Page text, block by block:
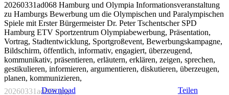
Download Teilen
20260331ad068 Hamburg und Olympia Informationsveranstaltung
zu Hamburgs Bewerbung um die Olympischen und Paralympischen
Spiele mit Erster Bürgermeister Dr. Peter Tschentscher SPD
Hamburg ETV Sportzentrum Olympiabewerbung, Präsentation,
Vortrag, Stadtentwicklung, Sportgroßevent, Bewerbungskampagne,
Bildschirm, öffentlich, informativ, engagiert, überzeugend,
kommunikativ, präsentieren, erläutern, erklären, zeigen, sprechen,
gestikulieren, informieren, argumentieren, diskutieren, überzeugen,
planen, kommunizieren,
20260331ad068.jpg